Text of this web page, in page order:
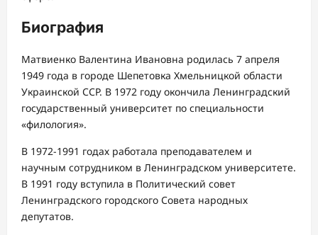
Биография
Матвиенко Валентина Ивановна родилась 7 апреля
1949 года в городе Шепетовка Хмельницкой области
Украинской ССР. В 1972 году окончила Ленинградский
государственный университет по специальности
«филология».
В 1972-1991 годах работала преподавателем и
научным сотрудником в Ленинградском университете.
В 1991 году вступила в Политический совет
Ленинградского городского Совета народных
депутатов.